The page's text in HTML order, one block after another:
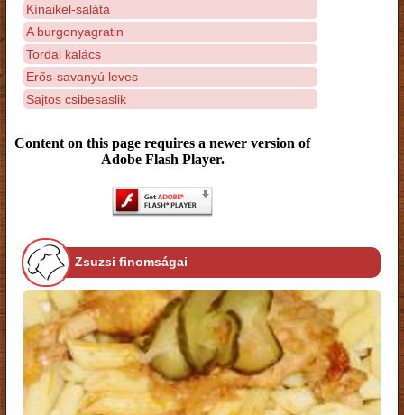
Kínaikel-saláta
A burgonyagratin
Tordai kalács
Erős-savanyú leves
Sajtos csibesaslik
Content on this page requires a newer version of
Adobe Flash Player.
Zsuzsi finomságai